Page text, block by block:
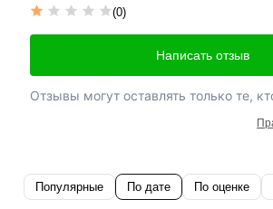
Популярные По дате По оценке
(0)
Написать отзыв
Отзывы могут оставлять только те,